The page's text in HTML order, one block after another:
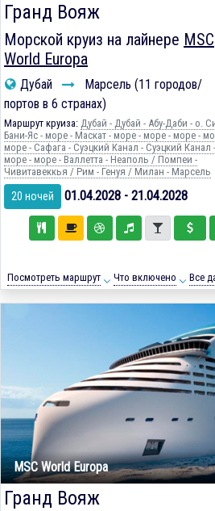
Гранд Вояж
Морской круиз на лайнере MSC
World Europa
Дубай
Марсель (11 городов/
портов в 6 странах)
Маршрут круиза: Дубай - Дубай - Абу-Даби - о.
Бани-Яс - море - Маскат - море - море - море -
море - Сафага - Суэцкий Канал - Суэцкий Канал -
море - море - Валлетта - Неаполь / Помпеи -
Чивитавеккья / Рим - Генуя / Милан - Марсель
20 ночей 01.04.2028 - 21.04.2028
Посмотреть маршрут Что включено Все
MSC World Europa
Гранд Вояж